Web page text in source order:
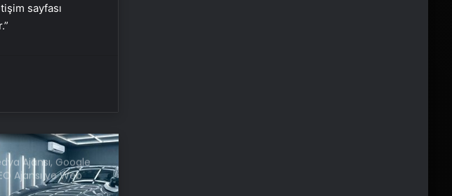
sayfası
havalanan
İle Akıllı